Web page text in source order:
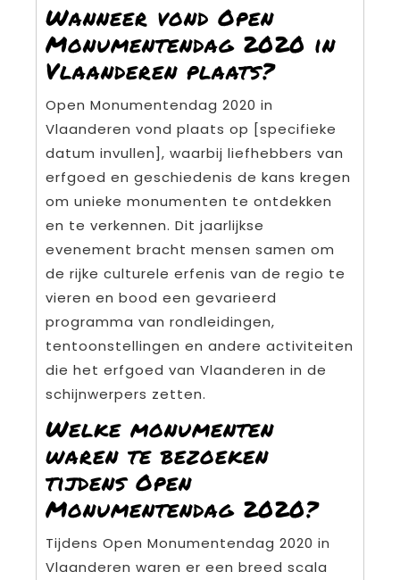
Wanneer vond Open
Monumentendag 2020 in
Vlaanderen plaats?
Open Monumentendag 2020 in
Vlaanderen vond plaats op [specifieke
datum invullen], waarbij liefhebbers van
erfgoed en geschiedenis de kans kregen
om unieke monumenten te ontdekken
en te verkennen. Dit jaarlijkse
evenement bracht mensen samen om
de rijke culturele erfenis van de regio te
vieren en bood een gevarieerd
programma van rondleidingen,
tentoonstellingen en andere activiteiten
die het erfgoed van Vlaanderen in de
schijnwerpers zetten.
Welke monumenten
waren te bezoeken
tijdens Open
Monumentendag 2020?
Tijdens Open Monumentendag 2020 in
Vlaanderen waren er een breed scala